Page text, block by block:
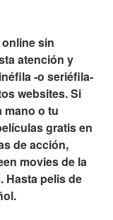
sin
atención y
-o seriéfila-
websites. Si
mano o tu
gratis en
de acción,
movies de la
Hasta pelis de